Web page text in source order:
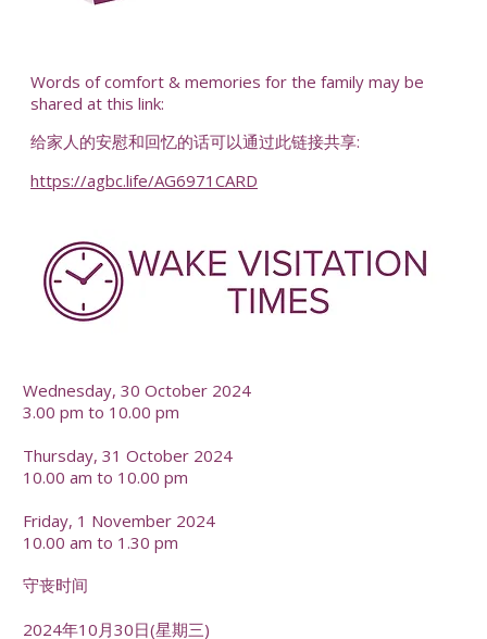
Words of comfort & memories for the family may be
shared at this link:
给家人的安慰和回忆的话可以通过此链接共享:
https://agbc.life/AG6971CARD
Wednesday, 30 October 2024
3.00 pm to 10.00 pm
Thursday, 31 October 2024
10.00 am to 10.00 pm
Friday, 1 November 2024
10.00 am to 1.30 pm
守丧时间
2024年10月30日(星期三)